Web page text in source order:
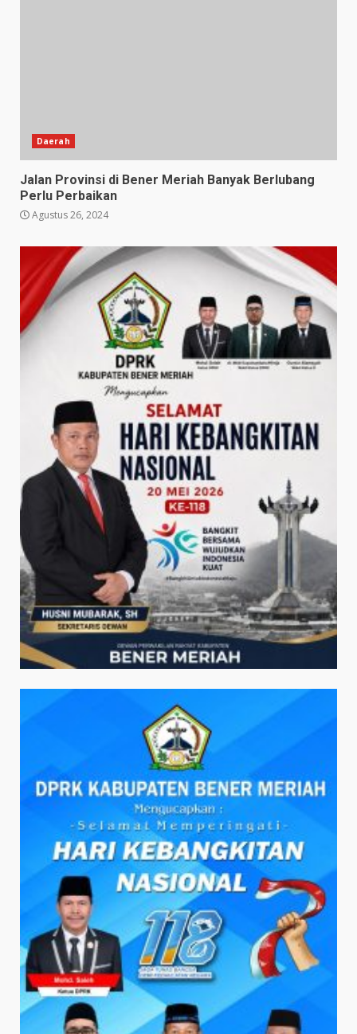
Daerah
Jalan Provinsi di Bener Meriah Banyak Berlubang
Perlu Perbaikan
Agustus 26, 2024